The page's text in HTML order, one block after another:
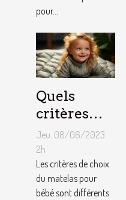
pneus de
Kart ?
pour...
Quels
critères
pour
choisir un
matelas de
bébé ?
Jeu. 08/06/2023
2h
Les critères de choix
du matelas pour
bébé sont différents